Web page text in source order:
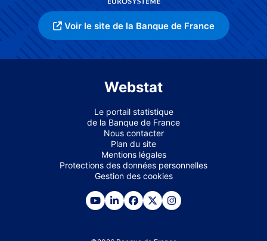
Voir le site de la Banque de France
Webstat
Le portail statistique
de la Banque de France
Nous contacter
Plan du site
Mentions légales
Protections des données personnelles
Gestion des cookies